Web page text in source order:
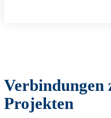
Verbindungen
Projekten